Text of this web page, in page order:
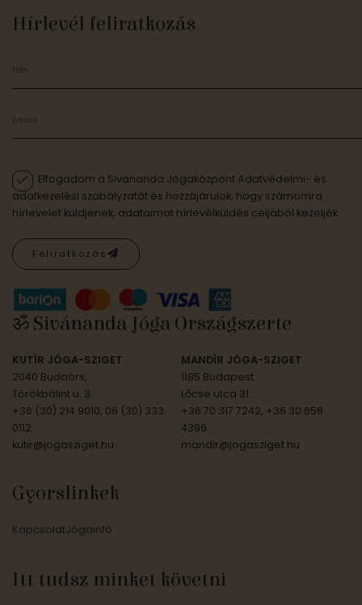
Hírlevél feliratkozás
Elfogadom a Sivánanda Jógaközpont Adatvédelmi- és
adatkezelési szabályzatát és hozzájárulok, hogy számomra
hírlevelet küldjenek, adataimat hírlevélküldés céljából kezeljék.
Feliratkozás
ॐ Sivánanda Jóga Országszerte
KUTÍR JÓGA-SZIGET
2040 Budaörs,
Törökbálint u. 3.
+36 (30) 214 9010, 06 (30) 333
0112
kutir@jogasziget.hu
MANDÍR JÓGA-SZIGET
1185 Budapest
Lőcse utca 31.
+36 70 317 7242, +36 30 658
4396
mandir@jogasziget.hu
Gyorslinkek
KapcsolatJógainfó
Itt tudsz minket követni